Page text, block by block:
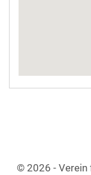
© 2026 - Verein